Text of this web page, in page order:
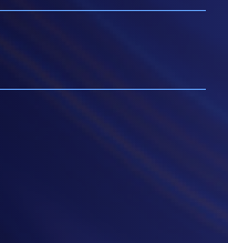
港大学专业进修学院
程满港币2,000元，可
名中心职员查询。
先得形式报名）及个